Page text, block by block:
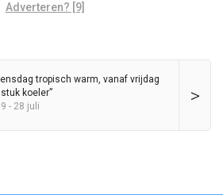
Adverteren? [9]
>
tropisch warm, vanaf vrijdag
koeler”
- 28 juli